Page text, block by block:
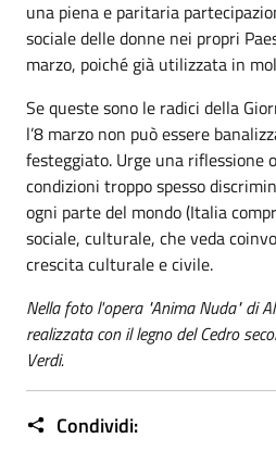
una piena e paritaria
sociale delle donne nei propri
marzo, poiché già utilizzata in
Se queste sono le radici della
l’8 marzo non può essere
festeggiato. Urge una riflessione
condizioni troppo spesso
ogni parte del mondo (Italia
sociale, culturale, che veda
crescita culturale e civile.
Nella foto l'opera "Anima Nuda" di
realizzata con il legno del Cedro
Verdi.
Condividi: